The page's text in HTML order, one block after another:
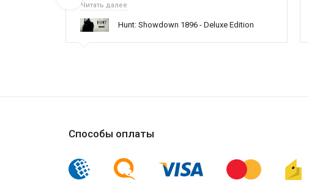
наше время,нервы и деньги, ребята вы красава
всех только вы и оказываете помощь
Читать далее
Hunt: Showdown 1896 - Deluxe Edition
Способы оплаты